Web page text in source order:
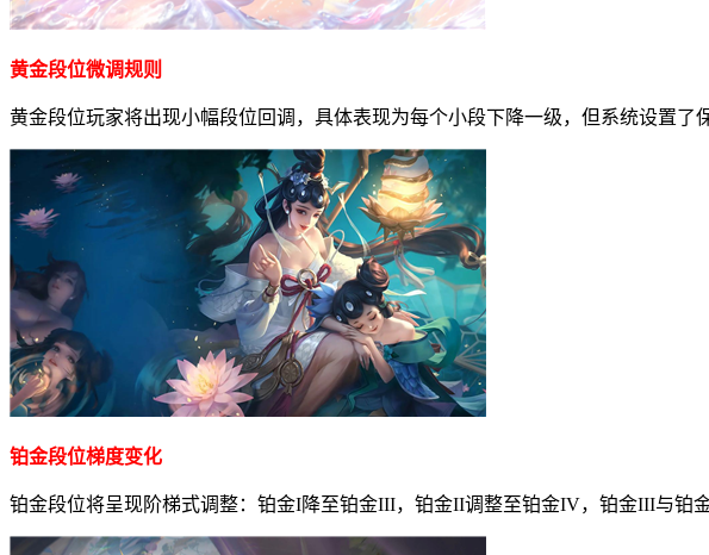
黄金段位微调规则
黄金段位玩家将出现小幅段位回调，具体表现为每个小段下降一级，但系统设置了
铂金段位梯度变化
铂金段位将呈现阶梯式调整：铂金I降至铂金III，铂金II调整至铂金IV，铂金III与铂